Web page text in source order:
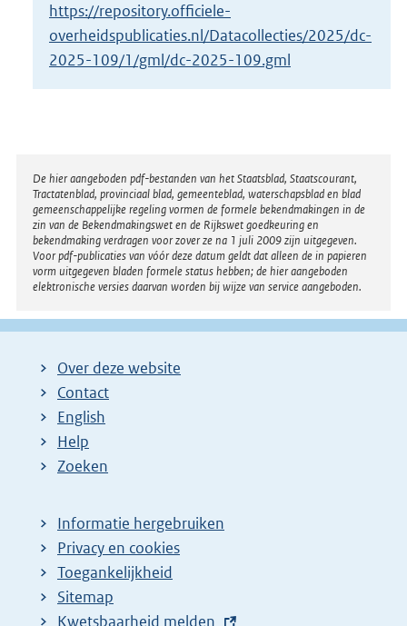
https://repository.officiele-
overheidspublicaties.nl/Datacollecties/2025/dc-
2025-109/1/gml/dc-2025-109.gml
Disclaimer
De hier aangeboden pdf-bestanden van het Staatsblad, Staatscourant,
Tractatenblad, provinciaal blad, gemeenteblad, waterschapsblad en blad
gemeenschappelijke regeling vormen de formele bekendmakingen in de
zin van de Bekendmakingswet en de Rijkswet goedkeuring en
bekendmaking verdragen voor zover ze na 1 juli 2009 zijn uitgegeven.
Voor pdf-publicaties van vóór deze datum geldt dat alleen de in papieren
vorm uitgegeven bladen formele status hebben; de hier aangeboden
elektronische versies daarvan worden bij wijze van service aangeboden.
Over deze website
Contact
English
Help
Zoeken
Informatie hergebruiken
Privacy en cookies
Toegankelijkheid
Sitemap
E
Kwetsbaarheid melden